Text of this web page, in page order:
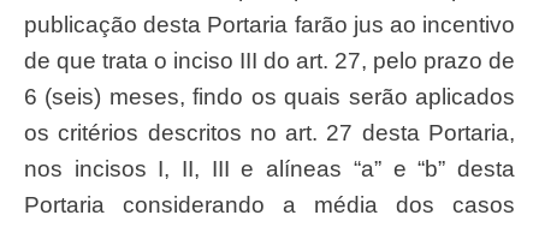
publicação desta Portaria farão jus ao incentivo
de que trata o inciso III do art. 27, pelo prazo de
6 (seis) meses, findo os quais serão aplicados
os critérios descritos no art. 27 desta Portaria,
nos incisos I, II, III e alíneas “a” e “b” desta
Portaria considerando a média dos casos